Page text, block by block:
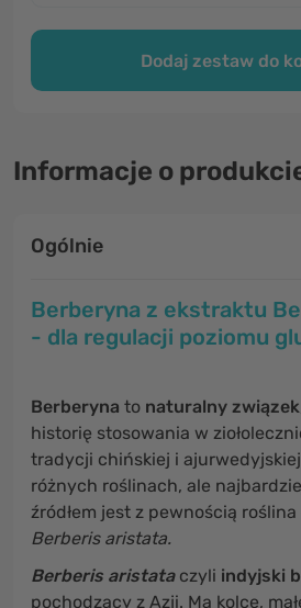
Dodaj zestaw do
Informacje o
Ogólnie
Berberyna z ekstraktu
- dla regulacji poziomu
Berberyna to naturalny związek
historię stosowania w
tradycji chińskiej i
różnych roślinach, ale
źródłem jest z pewnością roślina
Berberis aristata.
Berberis aristataczyli indyjski
pochodzący z Azji. Ma kolce,